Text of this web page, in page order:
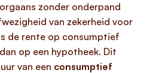
zonder onderpand
van zekerheid voor
de rente op consumptief
op een hypotheek. Dit
van een consumptief